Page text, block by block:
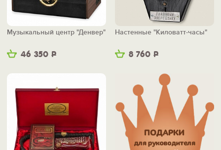
46 350 Р
Музыкальный центр "Денвер"
8 760 Р
Настенные "Киловатт-часы"